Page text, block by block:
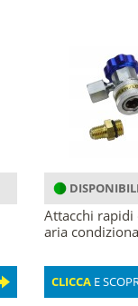
Attacchi
aria
CLICCA E